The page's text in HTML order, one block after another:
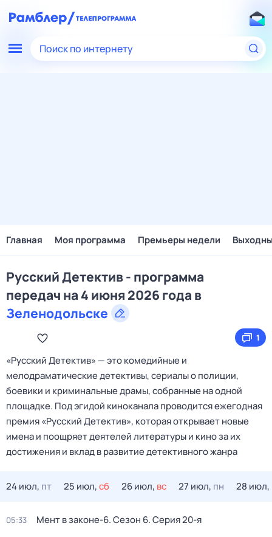
Поиск по интернету
Главная Моя программа Премьеры недели
Русский Детектив - программа
передач на 4 июня 2026 года в
Зеленодольске
1
«Русский Детектив» — это комедийные и
мелодраматические детективы, сериалы о полиции,
боевики и криминальные драмы, собранные на одной
площадке. Под эгидой киноканала проводится ежегодная
премия «Русский Детектив», которая открывает новые
имена и поощряет деятелей литературы и кино за их
достижения и вклад в развитие детективного жанра
24 июл, пт 25 июл,сб 26 июл, вс 27 июл, пн 28 июл,
05:33 Мент в законе-6. Сезон 6. Серия 20-я